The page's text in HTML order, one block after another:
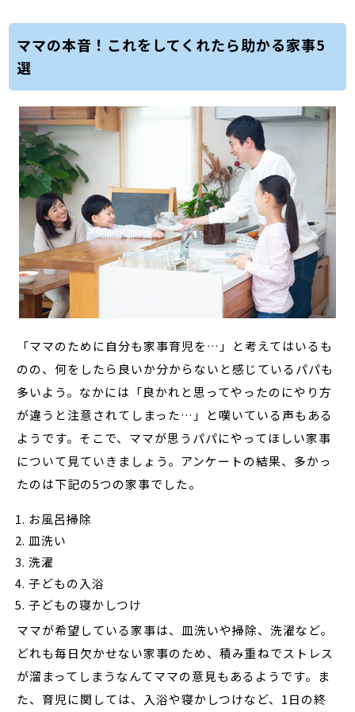
ママの本音！これをしてくれたら助かる家事5
選
「ママのために自分も家事育児を…」と考えてはいるも
のの、何をしたら良いか分からないと感じているパパも
多いよう。なかには「良かれと思ってやったのにやり方
が違うと注意されてしまった…」と嘆いている声もある
ようです。そこで、ママが思うパパにやってほしい家事
について見ていきましょう。アンケートの結果、多かっ
たのは下記の5つの家事でした。
お風呂掃除
皿洗い
洗濯
子どもの入浴
子どもの寝かしつけ
ママが希望している家事は、皿洗いや掃除、洗濯など。
どれも毎日欠かせない家事のため、積み重ねでストレス
が溜まってしまうなんてママの意見もあるようです。ま
た、育児に関しては、入浴や寝かしつけなど、1日の終